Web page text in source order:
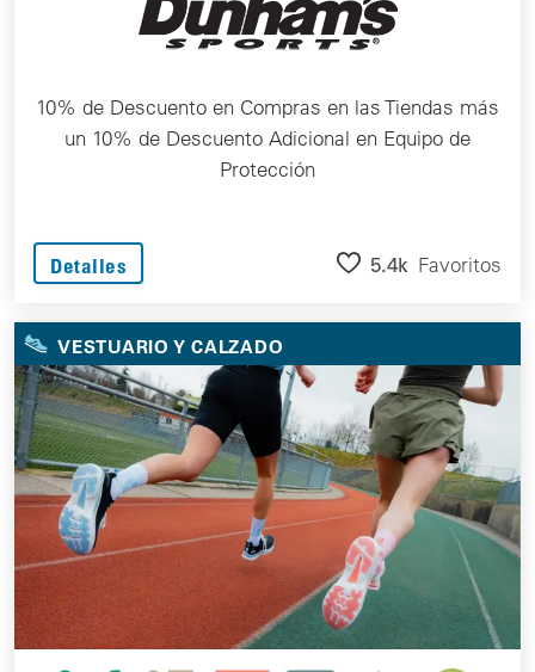
10% de Descuento en Compras en las Tiendas más
un 10% de Descuento Adicional en Equipo de
Protección
Detalles 5.4k Favoritos
VESTUARIO Y CALZADO